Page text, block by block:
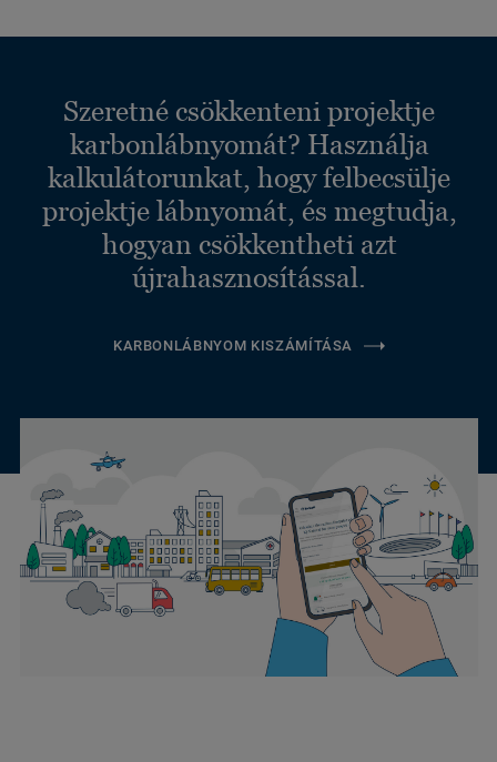
Szeretné csökkenteni projektje
karbonlábnyomát? Használja
kalkulátorunkat, hogy felbecsülje
projektje lábnyomát, és megtudja,
hogyan csökkentheti azt
újrahasznosítással.
KARBONLÁBNYOM KISZÁMÍTÁSA